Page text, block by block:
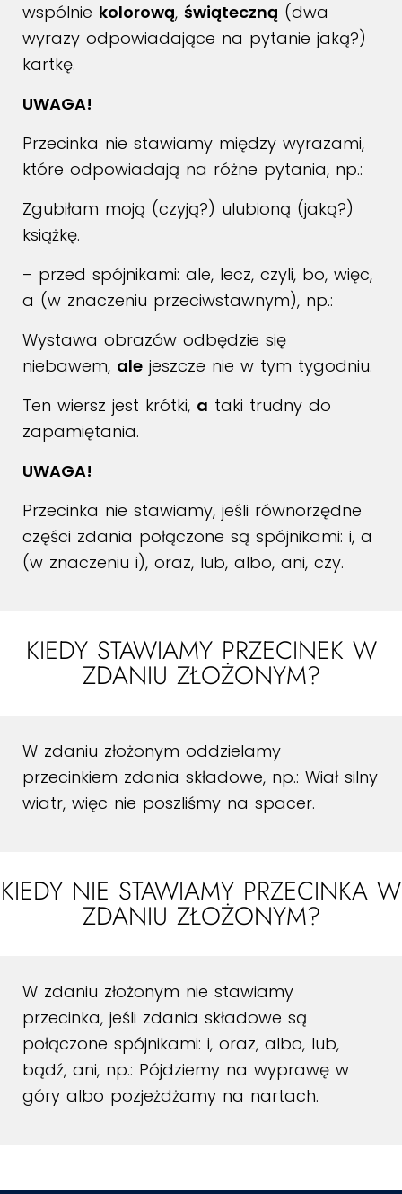
wspólnie kolorową, świąteczną (dwa
wyrazy odpowiadające na pytanie jaką?)
kartkę.
UWAGA!
Przecinka nie stawiamy między wyrazami,
które odpowiadają na różne pytania, np.:
Zgubiłam moją (czyją?) ulubioną (jaką?)
książkę.
– przed spójnikami: ale, lecz, czyli, bo, więc,
a (w znaczeniu przeciwstawnym), np.:
Wystawa obrazów odbędzie się
niebawem, ale jeszcze nie w tym tygodniu.
Ten wiersz jest krótki, a taki trudny do
zapamiętania.
UWAGA!
Przecinka nie stawiamy, jeśli równorzędne
części zdania połączone są spójnikami: i, a
(w znaczeniu i), oraz, lub, albo, ani, czy.
KIEDY STAWIAMY PRZECINEK W
ZDANIU ZŁOŻONYM?
W zdaniu złożonym oddzielamy
przecinkiem zdania składowe, np.: Wiał silny
wiatr, więc nie poszliśmy na spacer.
KIEDY NIE STAWIAMY PRZECINKA W
ZDANIU ZŁOŻONYM?
W zdaniu złożonym nie stawiamy
przecinka, jeśli zdania składowe są
połączone spójnikami: i, oraz, albo, lub,
bądź, ani, np.: Pójdziemy na wyprawę w
góry albo pozjeżdżamy na nartach.